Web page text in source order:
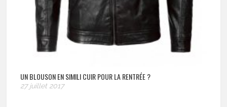
UN BLOUSON EN SIMILI CUIR POUR LA RENTRÉE ?
27 juillet 2017